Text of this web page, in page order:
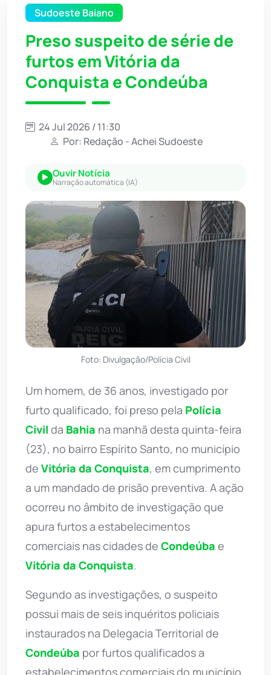
Sudoeste Baiano
Preso suspeito de série de
furtos em Vitória da
Conquista e Condeúba
24 Jul 2026 / 11:30
Por: Redação - Achei Sudoeste
Ouvir Notícia
Narração automática (IA)
Foto: Divulgação/Polícia Civil
Um homem, de 36 anos, investigado por
furto qualificado, foi preso pela Polícia
Civil da Bahia na manhã desta quinta-feira
(23), no bairro Espírito Santo, no município
de Vitória da Conquista, em cumprimento
a um mandado de prisão preventiva. A ação
ocorreu no âmbito de investigação que
apura furtos a estabelecimentos
comerciais nas cidades de Condeúba e
Vitória da Conquista.
Segundo as investigações, o suspeito
possui mais de seis inquéritos policiais
instaurados na Delegacia Territorial de
Condeúba por furtos qualificados a